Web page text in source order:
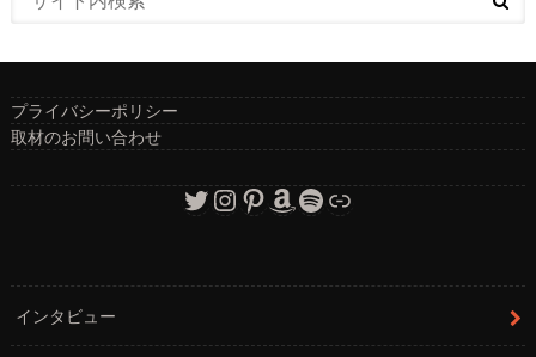
プライバシーポリシー
取材のお問い合わせ
Twitter
Instagram
Pinterest
Amazon
Spotify
リンク
インタビュー